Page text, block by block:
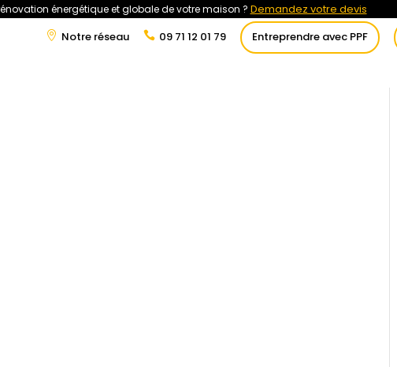
énergétique et globale de votre maison ? Demandez votre devis
Notre réseau
09 71 12 01 79 Entreprendre avec PPF
Rénovation Énergétique Énergies Renouvelables Traitement de l’eau